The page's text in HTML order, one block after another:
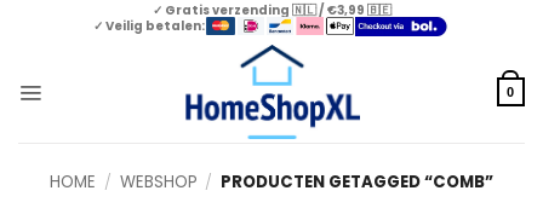
✓ Gratis verzending 🇳🇱 / €3,99 🇧🇪
✓ Veilig betalen:
0
HOME / WEBSHOP / PRODUCTEN GETAGGED “COMB”